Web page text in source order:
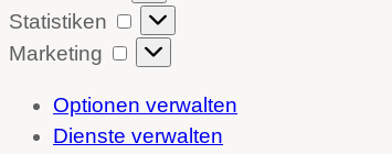
Statistiken
Statistiken
Marketing
Marketing
Optionen verwalten
Dienste verwalten